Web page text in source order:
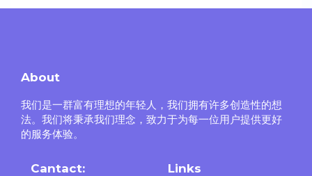
About
我们是一群富有理想的年轻人，我们拥有许多创造性的想
法。我们将秉承我们理念，致力于为每一位用户提供更好
的服务体验。
Cantact: Links